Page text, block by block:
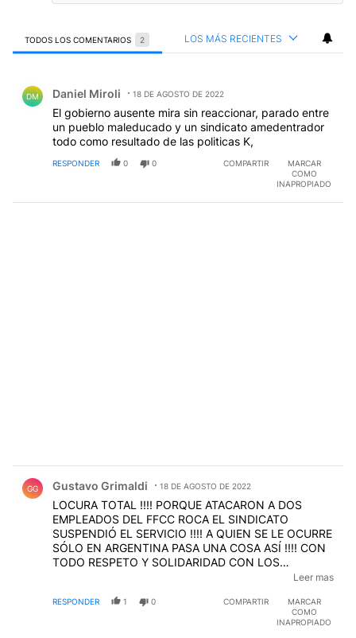
TODOS LOS COMENTARIOS 2 LOS MÁS RECIENTES
DM Daniel Miroli 18 DE AGOSTO DE 2022
El gobierno ausente mira sin reaccionar, parado entre
un pueblo maleducado y un sindicato amedentrador
todo como resultado de las politicas K,
RESPONDER 0 0 COMPARTIR
MARCAR
COMO
INAPROPIADO
GG Gustavo Grimaldi 18 DE AGOSTO DE 2022
LOCURA TOTAL !!!! PORQUE ATACARON A DOS
EMPLEADOS DEL FFCC ROCA EL SINDICATO
SUSPENDIÓ EL SERVICIO !!!! A QUIEN SE LE OCURRE
SÓLO EN ARGENTINA PASA UNA COSA ASÍ !!!! CON
TODO RESPETO Y SOLIDARIDAD CON LOS
EMPLEADOS ATACADOS NO SE PUEDE SUSPENDER
PERSONAS, UNA BARBARIDAD !!!!
Leer mas
RESPONDER 1 0 COMPARTIR
MARCAR
COMO
INAPROPIADO